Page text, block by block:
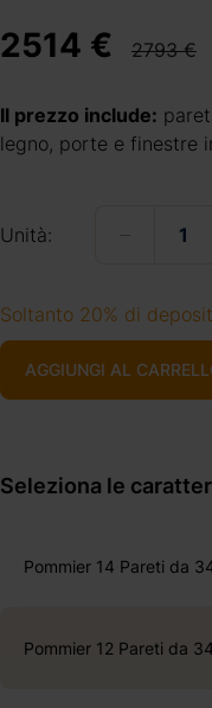
2514 € 2793 €
Il prezzo include:
legno, porte e finestre
Unità:
Soltanto 20% di
AGGIUNGI AL
Seleziona le
Pommier 14 Pareti da
Pommier 12 Pareti da